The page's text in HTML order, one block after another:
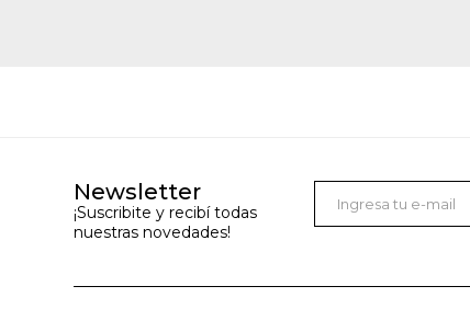
Newsletter
¡Suscribite y recibí todas
nuestras novedades!